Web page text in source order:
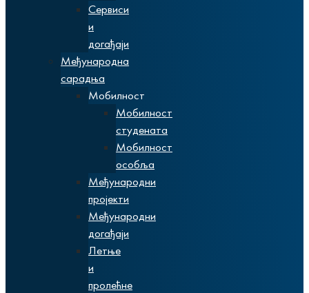
Сервиси
и
догађаји
Међународна
сарадња
Мобилност
Мобилност
студената
Мобилност
особља
Међународни
пројекти
Међународни
догађаји
Летње
и
пролећне